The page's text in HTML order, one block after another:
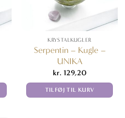
KRYSTALKUGLER
Serpentin – Kugle –
UNIKA
kr. 129,20
TILFØJ TIL KURV